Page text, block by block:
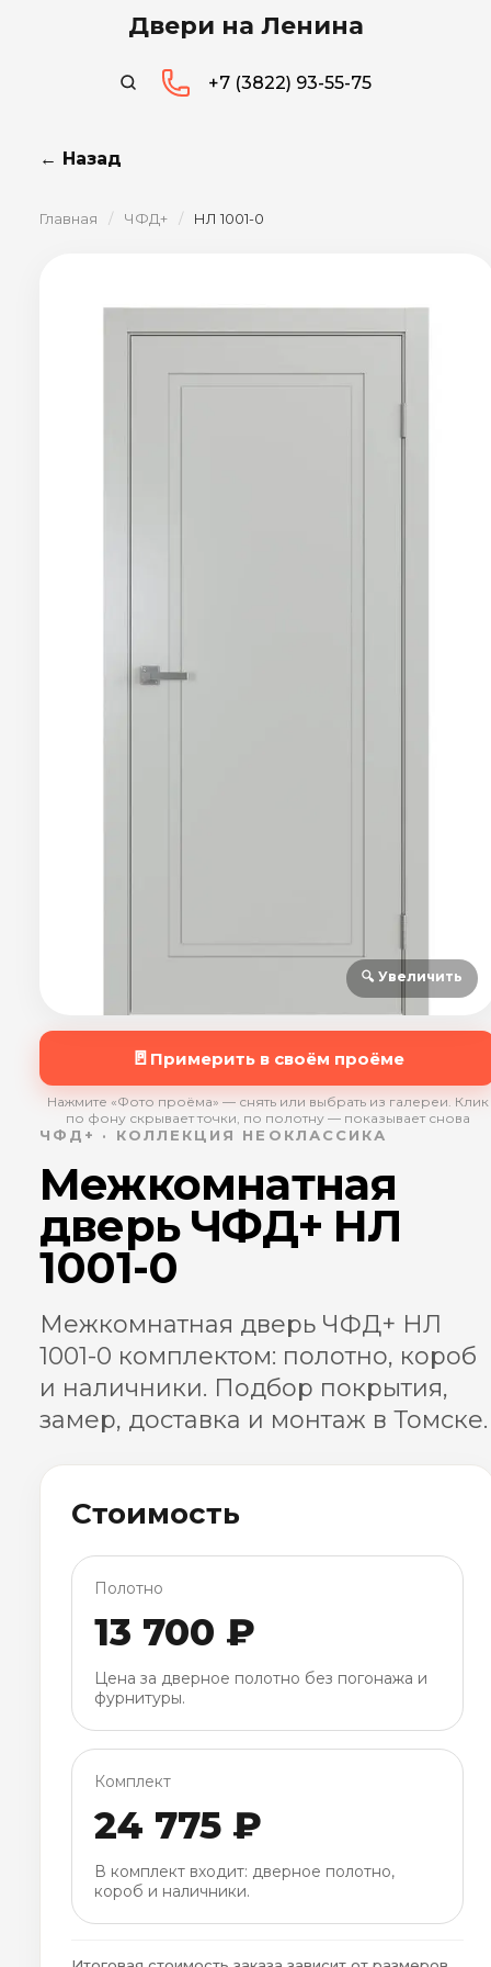
Двери на Ленина
+7 (3822) 93-55-75
← Назад
Главная / ЧФД+ / НЛ 1001-0
🔍 Увеличить
🚪 Примерить в своём проёме
Нажмите «Фото проёма» — снять или выбрать из галереи. Клик
по фону скрывает точки, по полотну — показывает снова
ЧФД+ · КОЛЛЕКЦИЯ НЕОКЛАССИКА
Межкомнатная
дверь ЧФД+ НЛ
1001-0
Межкомнатная дверь ЧФД+ НЛ
1001-0 комплектом: полотно, короб
и наличники. Подбор покрытия,
замер, доставка и монтаж в Томске.
Стоимость
Полотно
13 700 ₽
Цена за дверное полотно без погонажа и
фурнитуры.
Комплект
24 775 ₽
В комплект входит: дверное полотно,
короб и наличники.